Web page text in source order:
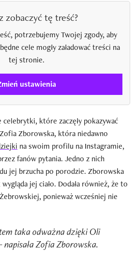
zobaczyć tę treść?
potrzebujemy Twojej zgody, aby
cele mogły załadować treści na
tej stronie.
ustawienia
celebrytki, które zaczęły pokazywać
Zborowska, która niedawno
na swoim profilu na Instagramie,
fanów pytania. Jedno z nich
jej brzucha po porodzie. Zborowska
jej ciało. Dodała również, że to
ponieważ wcześniej nie
taka odważna dzięki Oli
napisała Zofia Zborowska.